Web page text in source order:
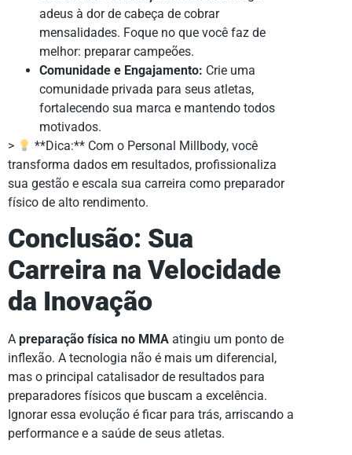
adeus à dor de cabeça de cobrar
mensalidades. Foque no que você faz de
melhor: preparar campeões.
Comunidade e Engajamento: Crie uma
comunidade privada para seus atletas,
fortalecendo sua marca e mantendo todos
motivados.
>
**Dica:** Com o Personal Millbody, você
transforma dados em resultados, profissionaliza
sua gestão e escala sua carreira como preparador
físico de alto rendimento.
Conclusão: Sua
Carreira na Velocidade
da Inovação
A preparação física no MMA atingiu um ponto de
inflexão. A tecnologia não é mais um diferencial,
mas o principal catalisador de resultados para
preparadores físicos que buscam a excelência.
Ignorar essa evolução é ficar para trás, arriscando a
performance e a saúde de seus atletas.